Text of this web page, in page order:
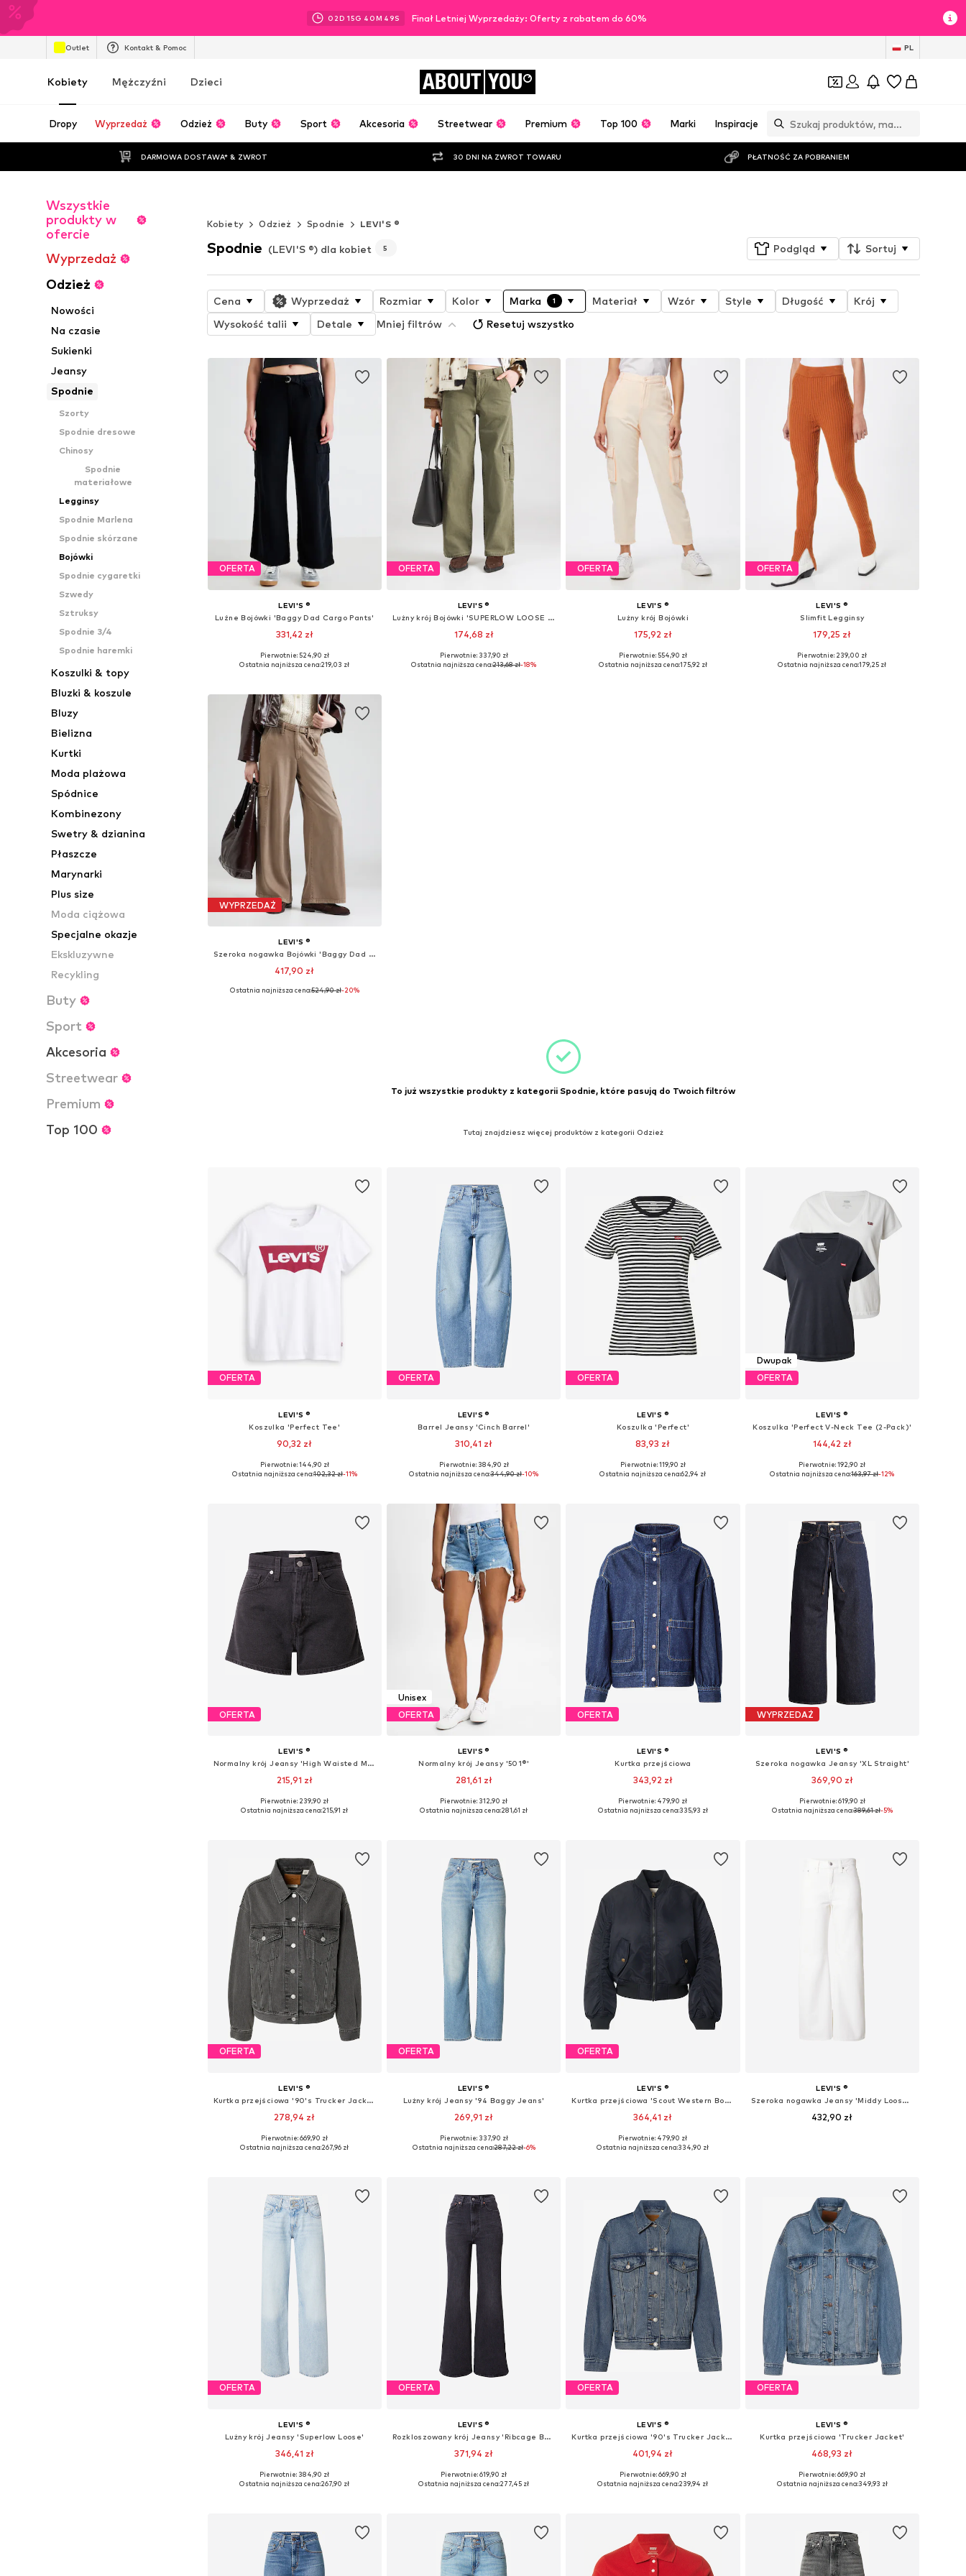
02D 15G 40M 46S Finał Letniej Wyprzedaży: Oferty z rabatem do 60%
Outlet Kontakt & Pomoc PL
Kobiety Mężczyźni Dzieci ABOUT YOU
Dropy Wyprzedaż Odzież Buty Sport Akcesoria Streetwear Premium Top 100 Marki Inspiracje
DARMOWA DOSTAWA* & ZWROT 30 DNI NA ZWROT TOWARU PŁATNOŚĆ ZA POBRANIEM
Wszystkie
produkty w
ofercie
Wyprzedaż
Odzież
Nowości
Na czasie
Sukienki
Jeansy
Spodnie
Szorty
Spodnie dresowe
Chinosy
Spodnie
materiałowe
Legginsy
Spodnie Marlena
Spodnie skórzane
Bojówki
Spodnie cygaretki
Szwedy
Sztruksy
Spodnie 3/4
Spodnie haremki
Koszulki & topy
Bluzki & koszule
Bluzy
Bielizna
Kurtki
Moda plażowa
Spódnice
Kombinezony
Swetry & dzianina
Płaszcze
Marynarki
Plus size
Moda ciążowa
Specjalne okazje
Ekskluzywne
Recykling
Buty
Sport
Akcesoria
Streetwear
Premium
Top 100
Kobiety
Odzież Spodnie LEVI'S ®
Spodnie (LEVI'S ®) dla kobiet 5 Podgląd Sortuj
Cena Wyprzedaż Rozmiar Kolor Marka 1 Materiał Wzór Style Długość
Krój
Wysokość talii
Detale Mniej filtrów Resetuj wszystko
OFERTA
LEVI'S ®
Luźne Bojówki 'Baggy Dad Cargo Pants'
331,42 zł
Pierwotnie: 524,90 zł
Ostatnia najniższa cena:219,03 zł
OFERTA
LEVI'S ®
Lużny krój Bojówki 'SUPERLOW LOOSE CARGO ND'
174,68 zł
Dostępne rozmiary: 34 x 32
Pierwotnie: 337,90 zł
Ostatnia najniższa cena:213,68 zł-18%
OFERTA
LEVI'S ®
Lużny krój Bojówki
175,92 zł
Dostępne rozmiary: 34 x 28, 34 x 28
Pierwotnie: 554,90 zł
Ostatnia najniższa cena:175,92 zł
OFERTA
LEVI'S ®
Slimfit Legginsy
179,25 zł
Dostępne rozmiary: M
Pierwotnie: 239,00 zł
Ostatnia najniższa cena:179,25 zł
WYPRZEDAŻ
LEVI'S ®
Szeroka nogawka Bojówki 'Baggy Dad Cargo Pants'
417,90 zł
Dostępne rozmiary: 40 x 32
Ostatnia najniższa cena:524,90 zł-20%
To już wszystkie produkty z kategorii Spodnie, które pasują do Twoich filtrów
Tutaj znajdziesz więcej produktów z kategorii Odzież
OFERTA
LEVI'S ®
Koszulka 'Perfect Tee'
90,32 zł
+ 34
Dostępne rozmiary: XXS, XS, S, M, L
Pierwotnie: 144,90 zł
Ostatnia najniższa cena:102,32 zł-11%
OFERTA
LEVI'S ®
Barrel Jeansy 'Cinch Barrel'
310,41 zł
Dostępne w różnych rozmiarach
Pierwotnie: 384,90 zł
Ostatnia najniższa cena:344,90 zł-10%
OFERTA
LEVI'S ®
Koszulka 'Perfect'
83,93 zł
+12
Dostępne rozmiary: XS, S, M, L
Pierwotnie: 119,90 zł
Ostatnia najniższa cena:62,94 zł
Dwupak
OFERTA
LEVI'S ®
Koszulka 'Perfect V-Neck Tee (2-Pack)'
144,42 zł
Dostępne rozmiary: XS, S, M, L
Pierwotnie: 192,90 zł
Ostatnia najniższa cena:163,97 zł-12%
OFERTA
LEVI'S ®
Normalny krój Jeansy 'High Waisted Mom Short'
215,91 zł
Dostępne w różnych rozmiarach
Pierwotnie: 239,90 zł
Ostatnia najniższa cena:215,91 zł
Unisex
OFERTA
LEVI'S ®
Normalny krój Jeansy '501®'
281,61 zł
+1
Dostępne w różnych rozmiarach
Pierwotnie: 312,90 zł
Ostatnia najniższa cena:281,61 zł
OFERTA
LEVI'S ®
Kurtka przejściowa
343,92 zł
Dostępne rozmiary: XS, S, M, L
Pierwotnie: 479,90 zł
Ostatnia najniższa cena:335,93 zł
WYPRZEDAŻ
LEVI'S ®
Szeroka nogawka Jeansy 'XL Straight'
369,90 zł
+2
Dostępne w różnych rozmiarach
Pierwotnie: 619,90 zł
Ostatnia najniższa cena:389,61 zł-5%
OFERTA
LEVI'S ®
Kurtka przejściowa '90's Trucker Jacket'
278,94 zł
+2
Dostępne rozmiary: XS, S, M, L
Pierwotnie: 669,90 zł
Ostatnia najniższa cena:267,96 zł
OFERTA
LEVI'S ®
Lużny krój Jeansy '94 Baggy Jeans'
269,91 zł
Dostępne w różnych rozmiarach
Pierwotnie: 337,90 zł
Ostatnia najniższa cena:287,22 zł-6%
OFERTA
LEVI'S ®
Kurtka przejściowa 'Scout Western Bomber'
364,41 zł
Dostępne rozmiary: XS, S, M, L
Pierwotnie: 479,90 zł
Ostatnia najniższa cena:334,90 zł
LEVI'S ®
Szeroka nogawka Jeansy 'Middy Loose Boot Jeans'
432,90 zł
OFERTA
LEVI'S ®
Lużny krój Jeansy 'Superlow Loose'
346,41 zł
+2
Dostępne w różnych rozmiarach
Pierwotnie: 384,90 zł
Ostatnia najniższa cena:267,90 zł
OFERTA
LEVI'S ®
Rozkloszowany krój Jeansy 'Ribcage Bells'
371,94 zł
+4
Dostępne w różnych rozmiarach
Pierwotnie: 619,90 zł
Ostatnia najniższa cena:277,45 zł
OFERTA
LEVI'S ®
Kurtka przejściowa '90's Trucker Jacket'
401,94 zł
+2
Dostępne rozmiary: XS, S, M, L
Pierwotnie: 669,90 zł
Ostatnia najniższa cena:239,94 zł
OFERTA
LEVI'S ®
Kurtka przejściowa 'Trucker Jacket'
468,93 zł
Dostępne rozmiary: S, M, L
Pierwotnie: 669,90 zł
Ostatnia najniższa cena:349,93 zł